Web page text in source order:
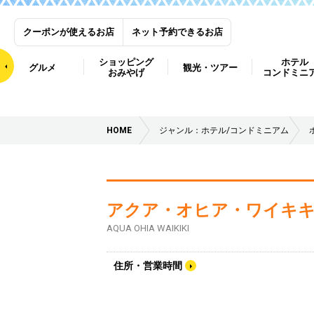
クーポンが使えるお店 ネット予約できるお店
グルメ
ショッピング
おみやげ
観光・ツアー
ホテル
コンドミニ
HOME ジャンル：ホテル/コンドミニアム
アクア・オヒア・ワイキ
AQUA OHIA WAIKIKI
住所・営業時間